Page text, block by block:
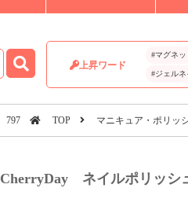
上昇ワード
#マグネ
#ジェル
797 TOP マニキュア・ポリッ
CherryDay ネイルポリッシ